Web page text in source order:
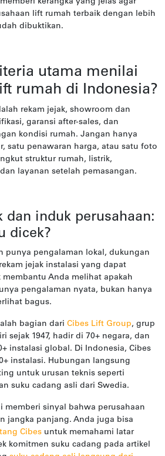
kerangka yang jelas agar
lift rumah terbaik dengan lebih
dibuktikan.
utama menilai
rumah di Indonesia?
rekam jejak, showroom dan
garansi after-sales, dan
kondisi rumah. Jangan hanya
satu penawaran harga, atau satu foto
struktur rumah, listrik,
layanan setelah pemasangan.
dan induk perusahaan:
dicek?
punya pengalaman lokal, dukungan
jejak instalasi yang dapat
membantu Anda melihat apakah
pengalaman nyata, bukan hanya
bagus.
bagian dari Cibes Lift Group, grup
sejak 1947, hadir di 70+ negara, dan
instalasi global. Di Indonesia, Cibes
instalasi. Hubungan langsung
untuk urusan teknis seperti
suku cadang asli dari Swedia.
memberi sinyal bahwa perusahaan
jangka panjang. Anda juga bisa
Cibes untuk memahami latar
komitmen suku cadang pada artikel